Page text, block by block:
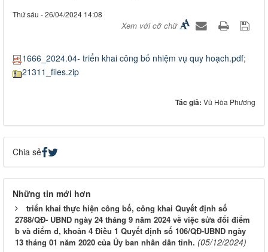
Thứ sáu - 26/04/2024 14:08
Xem với cỡ chữ
1666_2024.04- triển khai công bố nhiệm vụ quy hoạch.pdf;
21311_files.zip
Tác giả: Vũ Hòa Phương
Chia sẻ
Những tin mới hơn
triển khai thực hiện công bố, công khai Quyết định số
2788/QĐ- UBND ngày 24 tháng 9 năm 2024 về việc sửa đổi điểm
b và điểm d, khoản 4 Điều 1 Quyết định số 106/QĐ-UBND ngày
13 tháng 01 năm 2020 của Ủy ban nhân dân tỉnh. (05/12/2024)